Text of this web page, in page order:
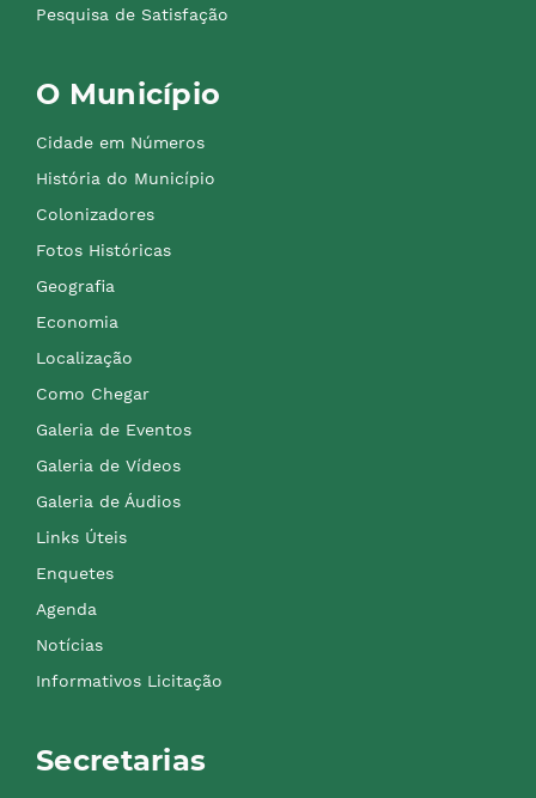
Pesquisa de Satisfação
O Município
Cidade em Números
História do Município
Colonizadores
Fotos Históricas
Geografia
Economia
Localização
Como Chegar
Galeria de Eventos
Galeria de Vídeos
Galeria de Áudios
Links Úteis
Enquetes
Agenda
Notícias
Informativos Licitação
Secretarias